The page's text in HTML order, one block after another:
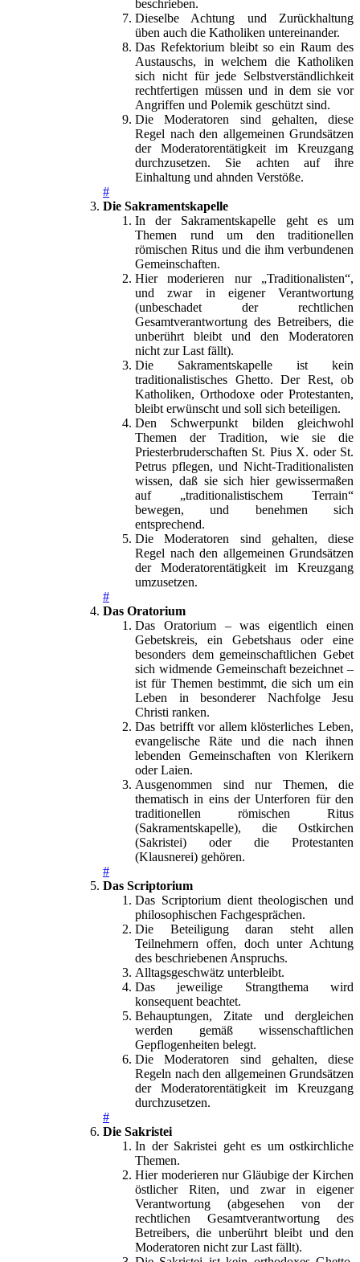
beschrieben.
Dieselbe Achtung und Zurückhaltung
üben auch die Katholiken untereinander.
Das Refektorium bleibt so ein Raum des
Austauschs, in welchem die Katholiken
sich nicht für jede Selbstverständlichkeit
rechtfertigen müssen und in dem sie vor
Angriffen und Polemik geschützt sind.
Die Moderatoren sind gehalten, diese
Regel nach den allgemeinen Grundsätzen
der Moderatorentätigkeit im Kreuzgang
durchzusetzen. Sie achten auf ihre
Einhaltung und ahnden Verstöße.
#
Die Sakramentskapelle
In der Sakramentskapelle geht es um
Themen rund um den traditionellen
römischen Ritus und die ihm verbundenen
Gemeinschaften.
Hier moderieren nur „Traditionalisten“,
und zwar in eigener Verantwortung
(unbeschadet der rechtlichen
Gesamtverantwortung des Betreibers, die
unberührt bleibt und den Moderatoren
nicht zur Last fällt).
Die Sakramentskapelle ist kein
traditionalistisches Ghetto. Der Rest, ob
Katholiken, Orthodoxe oder Protestanten,
bleibt erwünscht und soll sich beteiligen.
Den Schwerpunkt bilden gleichwohl
Themen der Tradition, wie sie die
Priesterbruderschaften St. Pius X. oder St.
Petrus pflegen, und Nicht-Traditionalisten
wissen, daß sie sich hier gewissermaßen
auf „traditionalistischem Terrain“
bewegen, und benehmen sich
entsprechend.
Die Moderatoren sind gehalten, diese
Regel nach den allgemeinen Grundsätzen
der Moderatorentätigkeit im Kreuzgang
umzusetzen.
#
Das Oratorium
Das Oratorium – was eigentlich einen
Gebetskreis, ein Gebetshaus oder eine
besonders dem gemeinschaftlichen Gebet
sich widmende Gemeinschaft bezeichnet –
ist für Themen bestimmt, die sich um ein
Leben in besonderer Nachfolge Jesu
Christi ranken.
Das betrifft vor allem klösterliches Leben,
evangelische Räte und die nach ihnen
lebenden Gemeinschaften von Klerikern
oder Laien.
Ausgenommen sind nur Themen, die
thematisch in eins der Unterforen für den
traditionellen römischen Ritus
(Sakramentskapelle), die Ostkirchen
(Sakristei) oder die Protestanten
(Klausnerei) gehören.
#
Das Scriptorium
Das Scriptorium dient theologischen und
philosophischen Fachgesprächen.
Die Beteiligung daran steht allen
Teilnehmern offen, doch unter Achtung
des beschriebenen Anspruchs.
Alltagsgeschwätz unterbleibt.
Das jeweilige Strangthema wird
konsequent beachtet.
Behauptungen, Zitate und dergleichen
werden gemäß wissenschaftlichen
Gepflogenheiten belegt.
Die Moderatoren sind gehalten, diese
Regeln nach den allgemeinen Grundsätzen
der Moderatorentätigkeit im Kreuzgang
durchzusetzen.
#
Die Sakristei
In der Sakristei geht es um ostkirchliche
Themen.
Hier moderieren nur Gläubige der Kirchen
östlicher Riten, und zwar in eigener
Verantwortung (abgesehen von der
rechtlichen Gesamtverantwortung des
Betreibers, die unberührt bleibt und den
Moderatoren nicht zur Last fällt).